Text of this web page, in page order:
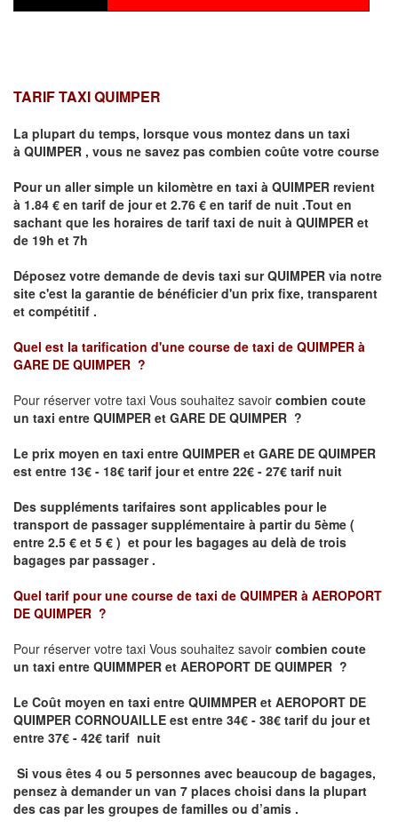
TARIF TAXI QUIMPER
La plupart du temps, lorsque vous montez dans un taxi
à QUIMPER , vous ne savez pas combien coûte votre course
Pour un aller simple un kilomètre en taxi à QUIMPER revient
à 1.84 € en tarif de jour et 2.76 € en tarif de nuit .Tout en
sachant que les horaires de tarif taxi de nuit à QUIMPER et
de 19h et 7h
Déposez votre demande de devis taxi surQUIMPER via notre
site c'est la garantie de bénéficier d'un prix fixe, transparent
et compétitif .
Quel est la tarification d'une course de taxi de QUIMPER à
GARE DE QUIMPER ?
Pour réserver votre taxi Vous souhaitez savoir combien coute
un taxi entre QUIMPER et GARE DE QUIMPER ?
Le prix moyen en taxi entre QUIMPER et GARE DE QUIMPER
est entre 13€ - 18€ tarif jour et entre 22€ - 27€ tarif nuit
Des suppléments tarifaires sont applicables pour le
transport de passager supplémentaire à partir du 5ème (
entre 2.5 € et 5 € ) et pour les bagages au delà de trois
bagages par passager .
Quel tarif pour une course de taxi de QUIMPER à AEROPORT
DE QUIMPER ?
Pour réserver votre taxi Vous souhaitez savoir combien coute
un taxi entre QUIMMPER et AEROPORT DE QUIMPER ?
Le Coût moyen en taxi entre QUIMMPER et AEROPORT DE
QUIMPER CORNOUAILLE est entre 34€ - 38€ tarif du jour et
entre 37€ - 42€ tarif nuit
Si vous êtes 4 ou 5 personnes avec beaucoup de bagages,
pensez à demander un van 7 places choisi dans la plupart
des cas par les groupes de familles ou d’amis .